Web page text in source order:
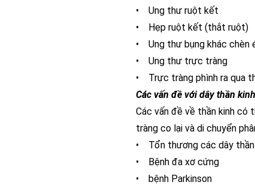
• Ung thư ruột kết
• Hẹp ruột kết (thắt ruột)
• Ung thư bụng khác chèn
• Ung thư trực tràng
• Trực tràng phình ra qua
Các vấn đề với dây thần
Các vấn đề về thần kinh có
tràng co lại và di chuyển
• Tổn thương các dây
• Bệnh đa xơ cứng
• bệnh Parkinson